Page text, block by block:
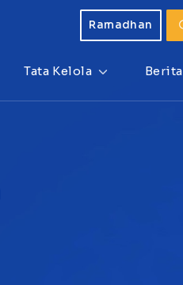
Ramadhan
Tata Kelola Berita